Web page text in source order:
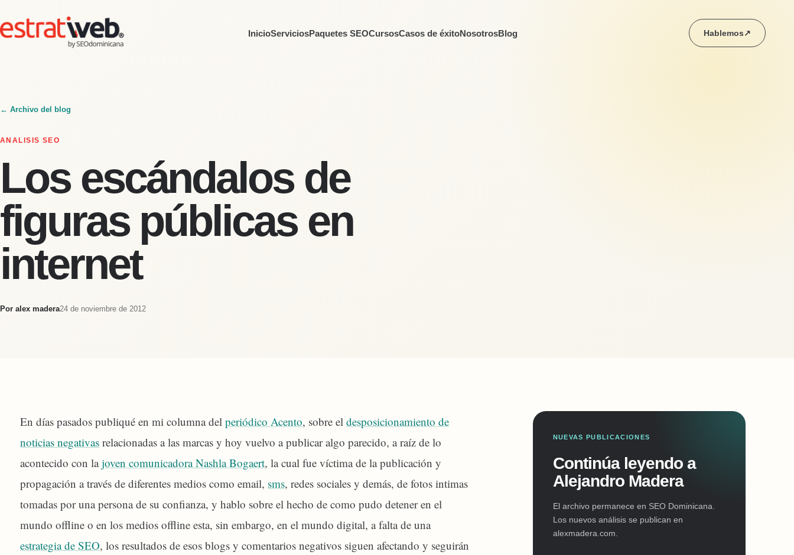
InicioServiciosPaquetes SEOCursosCasos de éxitoNosotrosBlog Hablemos↗
← Archivo del blog
ANALISIS SEO
Los escándalos de
figuras públicas en
internet
Por alex madera24 de noviembre de 2012
En días pasados publiqué en mi columna delperiódico Acento, sobre eldesposicionamiento de
noticias negativas relacionadas a las marcas y hoy vuelvo a publicar algo parecido, a raíz de lo
acontecido con lajoven comunicadora Nashla Bogaert, la cual fue víctima de la publicación y
propagación a través de diferentes medios como email, sms, redes sociales y demás, de fotos intimas
tomadas por una persona de su confianza, y hablo sobre el hecho de como pudo detener en el
mundo offline o en los medios offline esta, sin embargo, en el mundo digital, a falta de una
estrategia de SEO, los resultados de esos blogs y comentarios negativos siguen afectando y seguirán
NUEVAS PUBLICACIONES
Continúa leyendo a
Alejandro Madera
El archivo permanece en SEO Dominicana.
Los nuevos análisis se publican en
alexmadera.com.